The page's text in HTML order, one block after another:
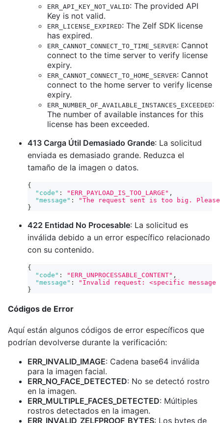
ERR_API_KEY_NOT_VALID: The provided API
Key is not valid.
ERR_LICENSE_EXPIRED: The Zelf SDK license
has expired.
ERR_CANNOT_CONNECT_TO_TIME_SERVER: Cannot
connect to the time server to verify license
expiry.
ERR_CANNOT_CONNECT_TO_HOME_SERVER: Cannot
connect to the home server to verify license
expiry.
ERR_NUMBER_OF_AVAILABLE_INSTANCES_EXCEEDED:
The number of available instances for this
license has been exceeded.
413 Carga Útil Demasiado Grande: La solicitud
enviada es demasiado grande. Reduzca el
tamaño de la imagen o datos.
{
"code" : "ERR_PAYLOAD_IS_TOO_LARGE" ,
"message" :
"The request sent is too big.
}
422 Entidad No Procesable: La solicitud es
inválida debido a un error específico relacionado
con su contenido.
{
"code" : "ERR_UNPROCESSABLE_CONTENT" ,
"message" :
"Invalid request: <specific
}
Códigos de Error
Aquí están algunos códigos de error específicos que
podrían devolverse durante la verificación:
ERR_INVALID_IMAGE: Cadena base64 inválida
para la imagen facial.
ERR_NO_FACE_DETECTED: No se detectó rostro
en la imagen.
ERR_MULTIPLE_FACES_DETECTED: Múltiples
rostros detectados en la imagen.
ERR_INVALID_ZELFPROOF_BYTES: Los bytes de